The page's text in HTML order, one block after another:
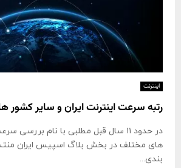
اینترنت
رتبه سرعت اینترنت ایران و سایر کشور ها
در حدود ۱۱ سال قبل مطلبی با نام
های مختلف در بخش بلاگ اسپیس ایران
بندی...